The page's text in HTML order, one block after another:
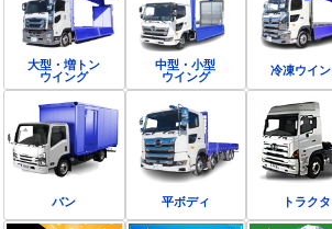
大型・増トン
ウイング
中型・小型
ウイング
冷凍ウイ
バン 平ボディ トラクタ